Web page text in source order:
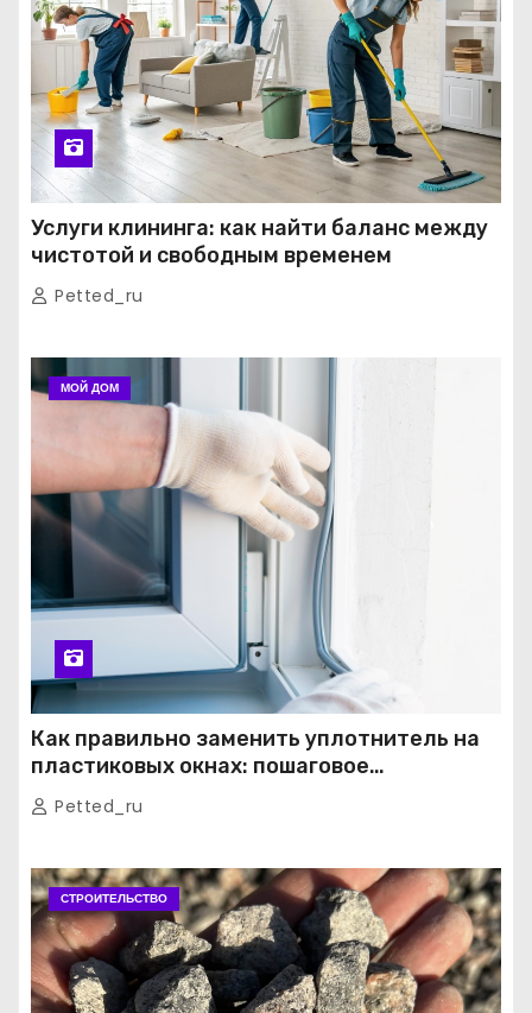
Услуги клининга: как найти баланс между
чистотой и свободным временем
Petted_ru
МОЙ ДОМ
Как правильно заменить уплотнитель на
пластиковых окнах: пошаговое
руководство от экспертов
Petted_ru
СТРОИТЕЛЬСТВО